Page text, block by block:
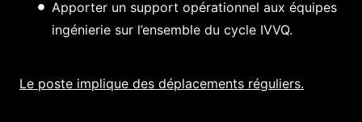
Apporter un support opérationnel aux équipes
ingénierie sur l’ensemble du cycle IVVQ.
Le poste implique des déplacements réguliers.